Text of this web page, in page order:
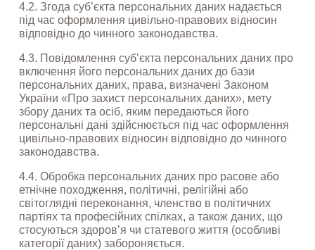
4.2. Згода суб’єкта персональних даних надається
під час оформлення цивільно-правових відносин
відповідно до чинного законодавства.
4.3. Повідомлення суб’єкта персональних даних про
включення його персональних даних до бази
персональних даних, права, визначені Законом
України «Про захист персональних даних», мету
збору даних та осіб, яким передаються його
персональні дані здійснюється під час оформлення
цивільно-правових відносин відповідно до чинного
законодавства.
4.4. Обробка персональних даних про расове або
етнічне походження, політичні, релігійні або
світоглядні переконання, членство в політичних
партіях та професійних спілках, а також даних, що
стосуються здоров’я чи статевого життя (особливі
категорії даних) забороняється.